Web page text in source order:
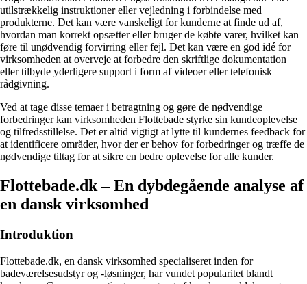
utilstrækkelig instruktioner eller vejledning i forbindelse med
produkterne. Det kan være vanskeligt for kunderne at finde ud af,
hvordan man korrekt opsætter eller bruger de købte varer, hvilket kan
føre til unødvendig forvirring eller fejl. Det kan være en god idé for
virksomheden at overveje at forbedre den skriftlige dokumentation
eller tilbyde yderligere support i form af videoer eller telefonisk
rådgivning.
Ved at tage disse temaer i betragtning og gøre de nødvendige
forbedringer kan virksomheden Flottebade styrke sin kundeoplevelse
og tilfredsstillelse. Det er altid vigtigt at lytte til kundernes feedback for
at identificere områder, hvor der er behov for forbedringer og træffe de
nødvendige tiltag for at sikre en bedre oplevelse for alle kunder.
Flottebade.dk – En dybdegående analyse af
en dansk virksomhed
Introduktion
Flottebade.dk, en dansk virksomhed specialiseret inden for
badeværelsesudstyr og -løsninger, har vundet popularitet blandt